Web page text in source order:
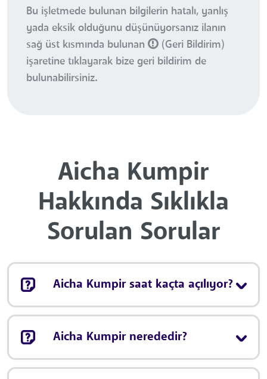
Bu işletmede bulunan bilgilerin hatalı, yanlış
yada eksik olduğunu düşünüyorsanız ilanın
sağ üst kısmında bulunan
(Geri Bildirim)
işaretine tıklayarak bize geri bildirim de
bulunabilirsiniz.
Aicha Kumpir
Hakkında Sıklıkla
Sorulan Sorular
Aicha Kumpir saat kaçta açılıyor?
Aicha Kumpir nerededir?